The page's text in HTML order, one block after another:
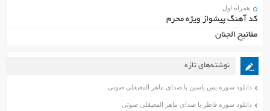
همراه اول
کد آهنگ پیشواز ویژه محرم
مفاتیح الجنان
نوشته‌های تازه
دانلود سوره یس یاسین با صدای ماهر المعیقلی صوتی
دانلود سوره فاطر با صدای ماهر المعیقلی صوتی